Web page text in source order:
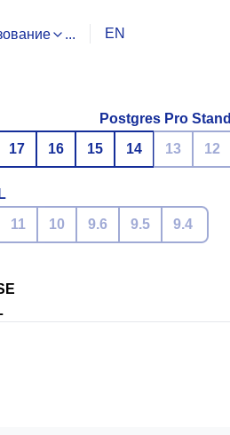
... EN
Postgres Pro
17 16 15 14 13 12
11 10 9.6 9.5 9.4